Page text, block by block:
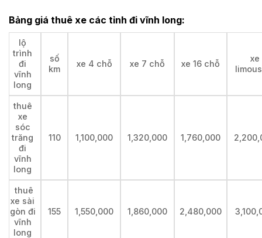
Bảng giá thuê xe các tỉnh đi vĩnh long:
lộ
trình
đi
vĩnh
long
số
km
xe 4 chỗ xe 7 chỗ xe 16 chỗ
xe
thuê
xe
sóc
trăng
đi
vĩnh
long
110 1,100,000 1,320,000 1,760,000
thuê
xe sài
gòn đi
vĩnh
long
155 1,550,000 1,860,000 2,480,000